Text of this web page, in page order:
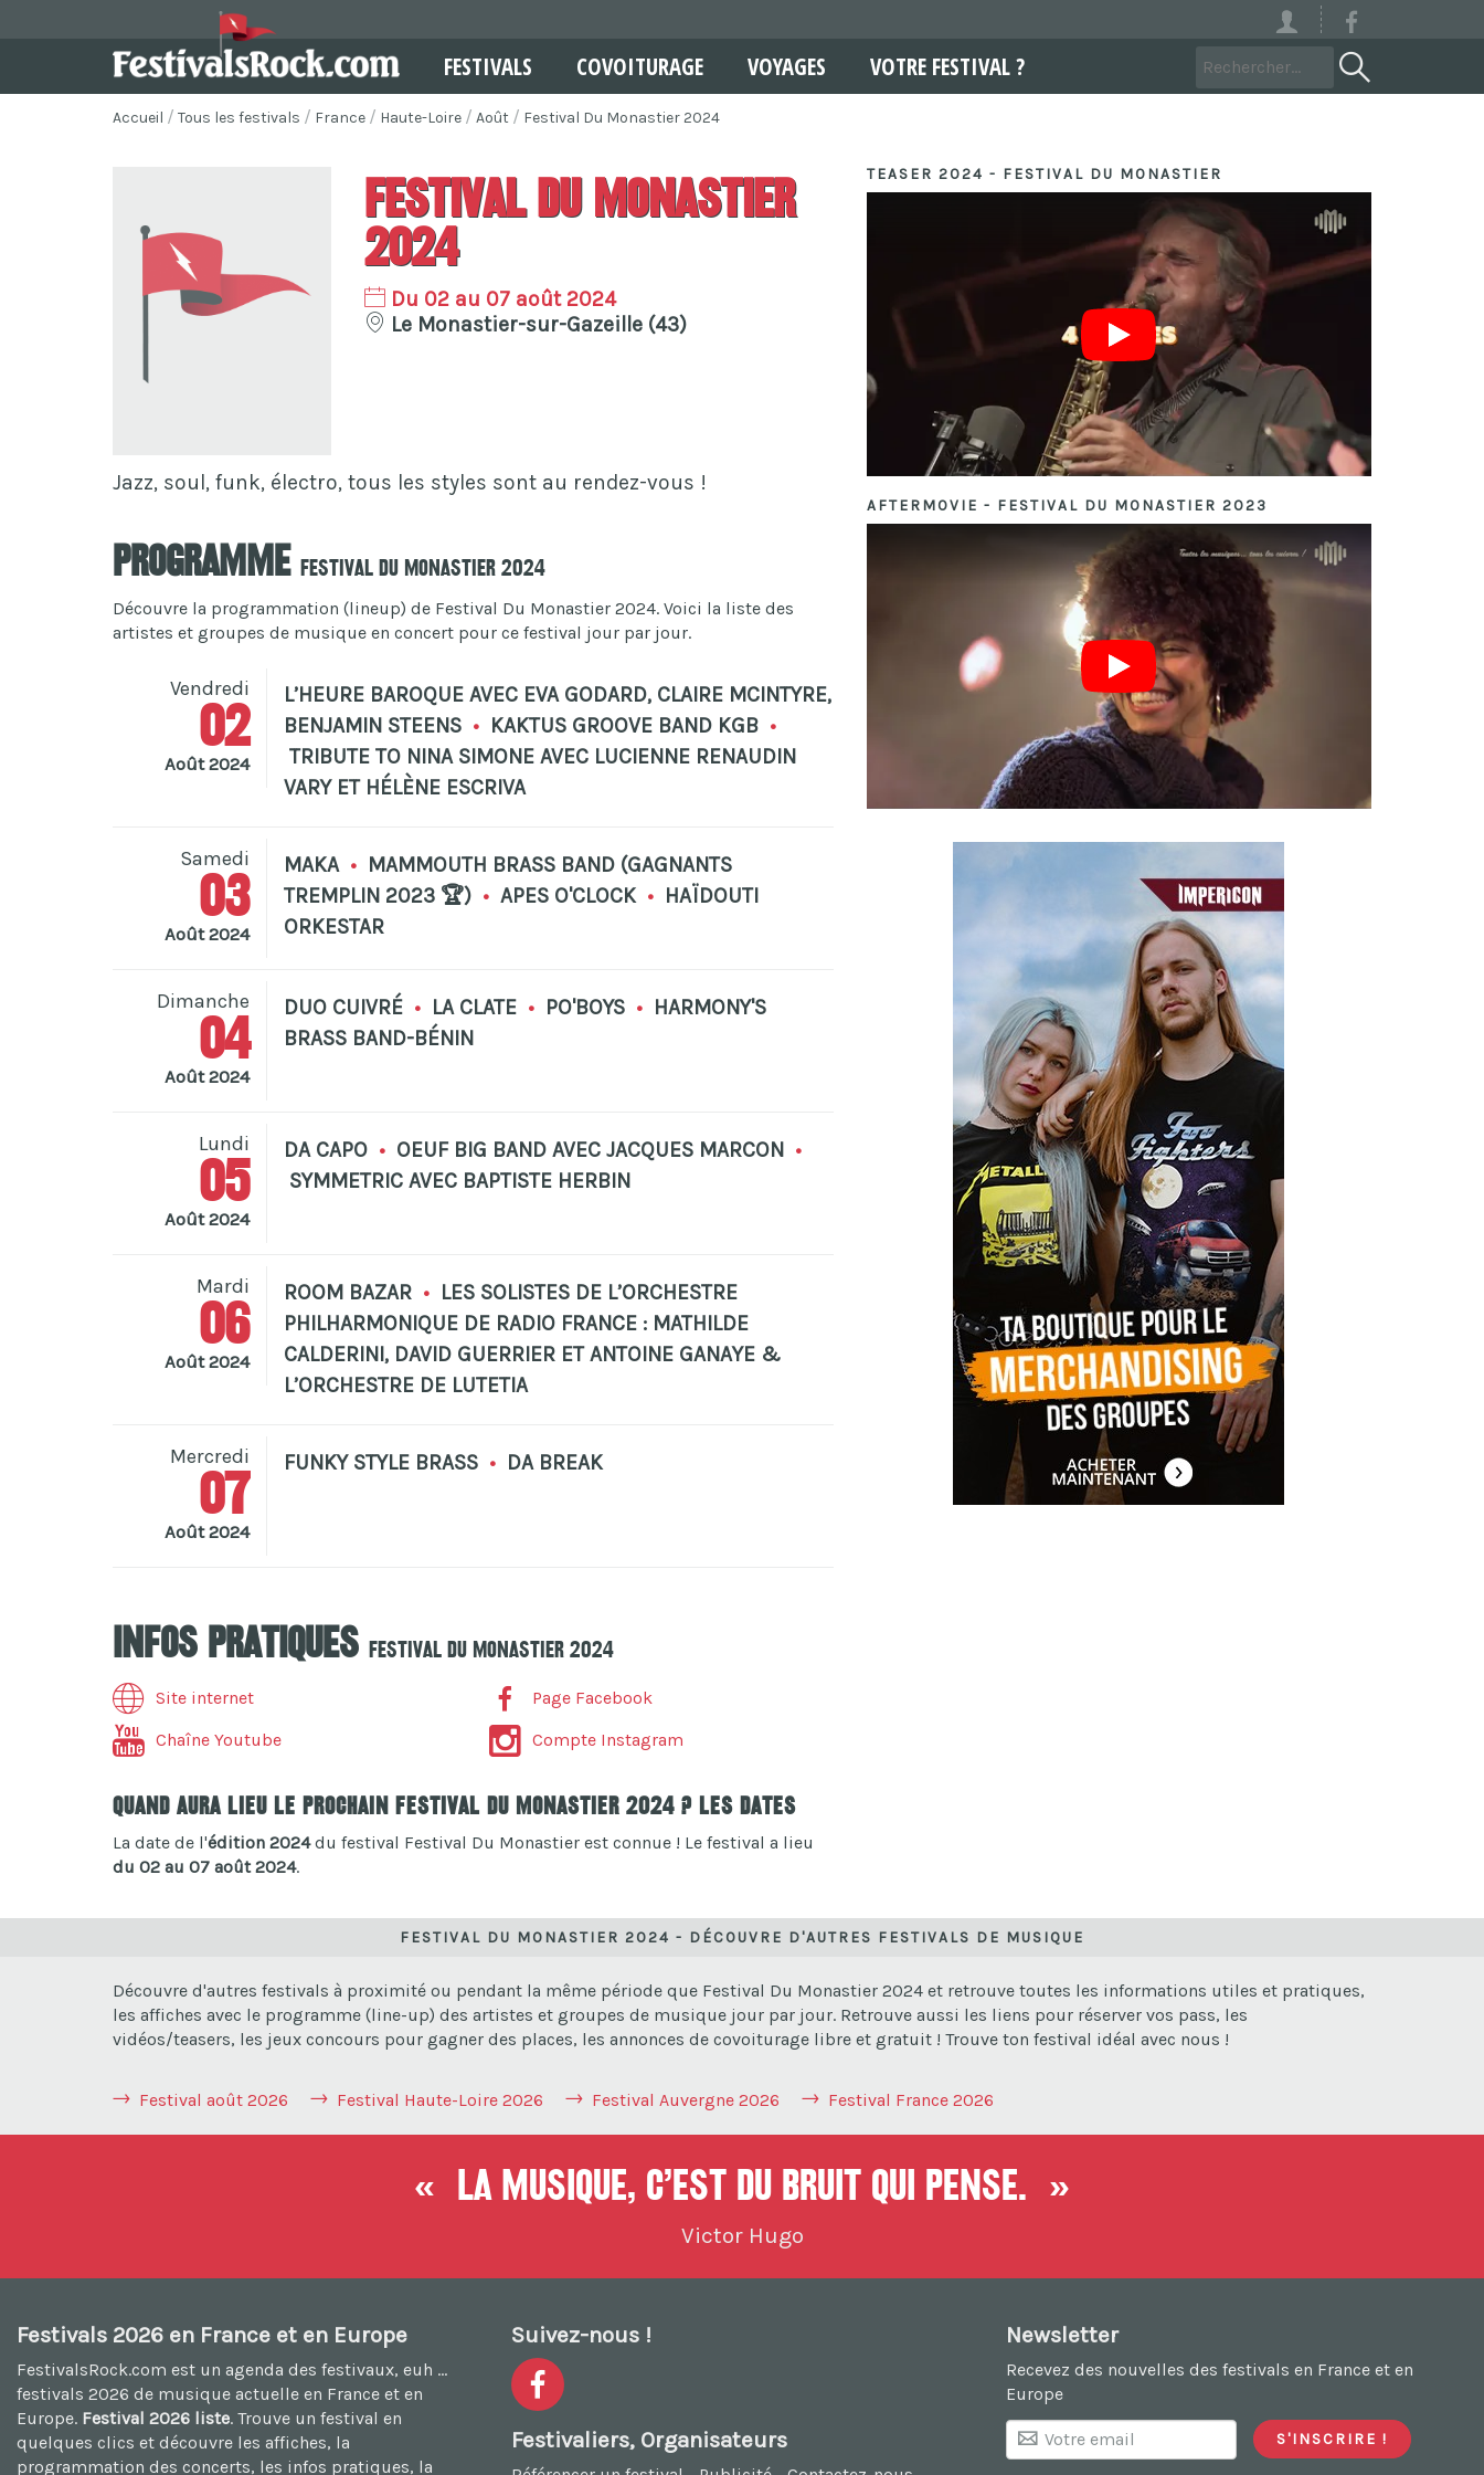
FESTIVALS COVOITURAGE VOYAGES VOTRE FESTIVAL ?
Accueil Tous les festivals France Haute-Loire Août Festival Du Monastier 2024
Festival Du Monastier
2024
Du 02 au 07 août 2024
Le Monastier-sur-Gazeille (43)
Jazz, soul, funk, électro, tous les styles sont au rendez-vous !
Programme Festival Du Monastier 2024
Découvre la programmation (lineup) de Festival Du Monastier 2024. Voici la liste des
artistes et groupes de musique en concert pour ce festival jour par jour.
Vendredi
02
Août 2024
L’HEURE BAROQUE AVEC EVA GODARD, CLAIRE MCINTYRE,
BENJAMIN STEENS • KAKTUS GROOVE BAND KGB •
TRIBUTE TO NINA SIMONE AVEC LUCIENNE RENAUDIN
VARY ET HÉLÈNE ESCRIVA
Samedi
03
Août 2024
MAKA • MAMMOUTH BRASS BAND (GAGNANTS
TREMPLIN 2023 🏆) • APES O'CLOCK • HAÏDOUTI
ORKESTAR
Dimanche
04
Août 2024
DUO CUIVRÉ • LA CLATE • PO'BOYS • HARMONY'S
BRASS BAND-BÉNIN
Lundi
05
Août 2024
DA CAPO • OEUF BIG BAND AVEC JACQUES MARCON •
SYMMETRIC AVEC BAPTISTE HERBIN
Mardi
06
Août 2024
ROOM BAZAR • LES SOLISTES DE L’ORCHESTRE
PHILHARMONIQUE DE RADIO FRANCE : MATHILDE
CALDERINI, DAVID GUERRIER ET ANTOINE GANAYE &
L’ORCHESTRE DE LUTETIA
Mercredi
07
Août 2024
FUNKY STYLE BRASS • DA BREAK
Infos pratiques Festival Du Monastier 2024
Site internet
Page Facebook
Chaîne Youtube
Compte Instagram
Quand aura lieu le prochain Festival Du Monastier 2024 ? Les dates
La date de l'édition 2024du festival Festival Du Monastier est connue ! Le festival a lieu
du 02 au 07 août 2024.
TEASER 2024 - FESTIVAL DU MONASTIER
AFTERMOVIE - FESTIVAL DU MONASTIER 2023
FESTIVAL DU MONASTIER 2024 - DÉCOUVRE D'AUTRES FESTIVALS DE MUSIQUE
Découvre d'autres festivals à proximité ou pendant la même période que Festival Du Monastier 2024 et retrouve toutes les informations utiles et pratiques,
les affiches avec le programme (line-up) des artistes et groupes de musique jour par jour. Retrouve aussi les liens pour réserver vos pass, les
vidéos/teasers, les jeux concours pour gagner des places, les annonces de covoiturage libre et gratuit ! Trouve ton festival idéal avec nous !
Festival août 2026 Festival Haute-Loire 2026 Festival Auvergne 2026 Festival France 2026
« La musique, c’est du bruit qui pense. »
Victor Hugo
Festivals 2026 en France et en Europe
FestivalsRock.com est un agenda des festivaux, euh ...
festivals 2026 de musique actuelle en France et en
Europe. Festival 2026 liste. Trouve un festival en
quelques clics et découvre les affiches, la
programmation des concerts, les infos pratiques, la
Suivez-nous !
Festivaliers, Organisateurs
Newsletter
Recevez des nouvelles des festivals en France et en
Europe